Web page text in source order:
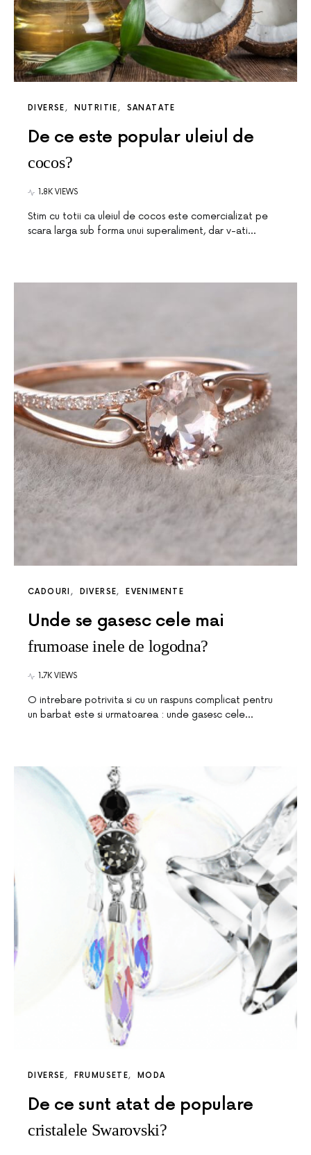
DIVERSE NUTRITIE SANATATE
De ce este popular uleiul de
cocos?
1.8K VIEWS
Stim cu totii ca uleiul de cocos este comercializat pe
scara larga sub forma unui superaliment, dar v-ati…
CADOURI DIVERSE EVENIMENTE
Unde se gasesc cele mai
frumoase inele de logodna?
1.7K VIEWS
O intrebare potrivita si cu un raspuns complicat pentru
un barbat este si urmatoarea : unde gasesc cele…
DIVERSE FRUMUSETE MODA
De ce sunt atat de populare
cristalele Swarovski?